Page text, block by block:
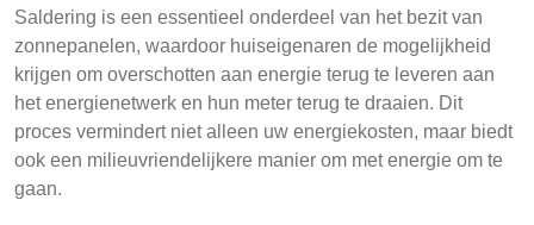
Saldering is een essentieel onderdeel van het bezit van
zonnepanelen, waardoor huiseigenaren de mogelijkheid
krijgen om overschotten aan energie terug te leveren aan
het energienetwerk en hun meter terug te draaien. Dit
proces vermindert niet alleen uw energiekosten, maar biedt
ook een milieuvriendelijkere manier om met energie om te
gaan.